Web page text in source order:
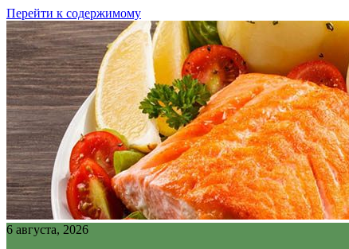
Перейти к содержимому
6 августа, 2026